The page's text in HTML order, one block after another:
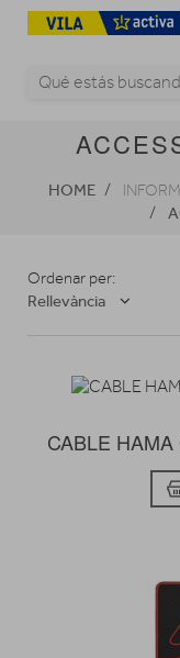
HOME
Ordenar per:
Rellevància
CABLE